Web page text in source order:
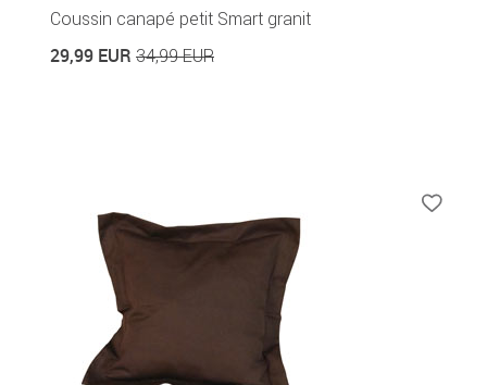
Coussin canapé petit Smart granit
29,99 EUR 34,99 EUR